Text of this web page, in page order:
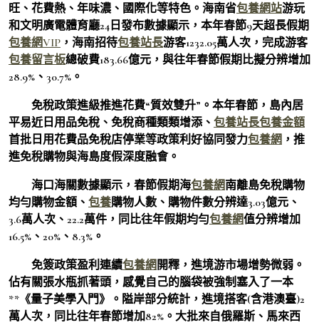
旺、花費熱、年味濃、國際化等特色。海南省包養網站游玩
和文明廣電體育廳24日發布數據顯示，本年春節9天超長假期
包養網VIP ，海南招待包養站長游客1232.05萬人次，完成游客
包養留言板總破費183.66億元，與往年春節假期比擬分辨增加
28.9%、30.7%。
免稅政策進級推進花費“質效雙升”。本年春節，島內居
平易近日用品免稅、免稅商種類類增添、 包養站長包養金額
首批日用花費品免稅店停業等政策利好協同發力包養網 ，推
進免稅購物與海島度假深度融會。
海口海關數據顯示，春節假期海包養網南離島免稅購物
均勻購物金額、 包養購物人數、購物件數分辨達3.03億元、
3.6萬人次、22.2萬件，同比往年假期均勻包養網值分辨增加
16.5%、20%、8.3%。
免簽政策盈利連續包養網 開釋，進境游市場增勢微弱。
佔有關張水瓶抓著頭，感覺自己的腦袋被強制塞入了一本
**《量子美學入門》。隘岸部分統計，進境搭客(含港澳臺)2
萬人次，同比往年春節增加82%。大批來自俄羅斯、馬來西